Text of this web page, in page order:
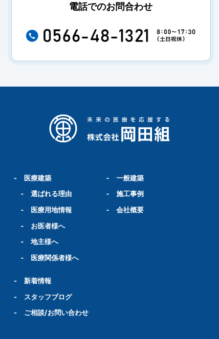
電話でのお問合わせ
- 医療建築
- 選ばれる理由
- 医療用地情報
- お医者様へ
- 地主様へ
- 医療関係者様へ
-一般建築
-施工事例
-会社概要
- 新着情報
-
スタッフブログ
- ご相談/お問い合わせ